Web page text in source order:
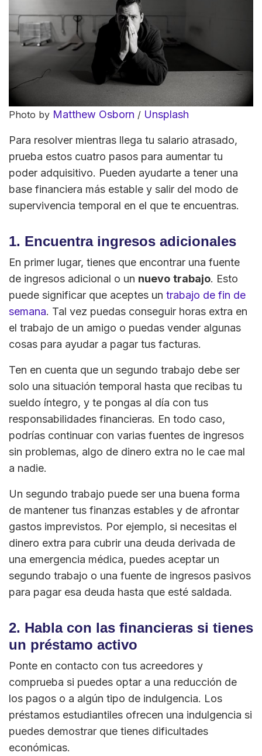
Photo by Matthew Osborn / Unsplash
Para resolver mientras llega tu salario atrasado,
prueba estos cuatro pasos para aumentar tu
poder adquisitivo. Pueden ayudarte a tener una
base financiera más estable y salir del modo de
supervivencia temporal en el que te encuentras.
1. Encuentra ingresos adicionales
En primer lugar, tienes que encontrar una fuente
de ingresos adicional o un nuevo trabajo. Esto
puede significar que aceptes un trabajo de fin de
semana. Tal vez puedas conseguir horas extra en
el trabajo de un amigo o puedas vender algunas
cosas para ayudar a pagar tus facturas.
Ten en cuenta que un segundo trabajo debe ser
solo una situación temporal hasta que recibas tu
sueldo íntegro, y te pongas al día con tus
responsabilidades financieras. En todo caso,
podrías continuar con varias fuentes de ingresos
sin problemas, algo de dinero extra no le cae mal
a nadie.
Un segundo trabajo puede ser una buena forma
de mantener tus finanzas estables y de afrontar
gastos imprevistos. Por ejemplo, si necesitas el
dinero extra para cubrir una deuda derivada de
una emergencia médica, puedes aceptar un
segundo trabajo o una fuente de ingresos pasivos
para pagar esa deuda hasta que esté saldada.
2. Habla con las financieras si tienes
un préstamo activo
Ponte en contacto con tus acreedores y
comprueba si puedes optar a una reducción de
los pagos o a algún tipo de indulgencia. Los
préstamos estudiantiles ofrecen una indulgencia si
puedes demostrar que tienes dificultades
económicas.